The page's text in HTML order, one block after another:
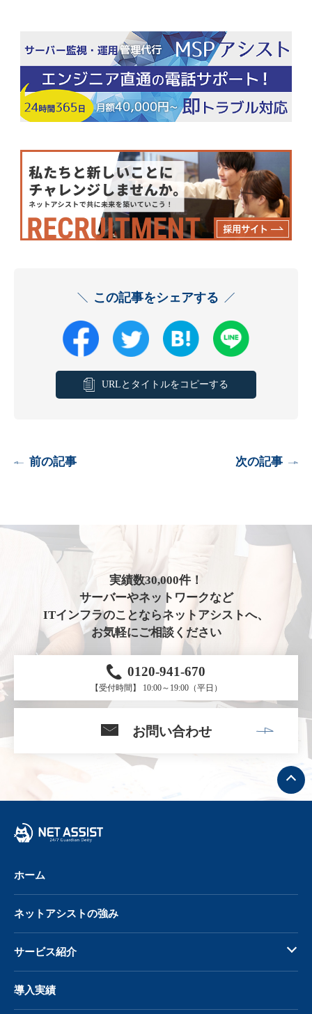
この記事をシェアする
URLとタイトルをコピーする
前の記事 次の記事
実績数30,000件！
サーバーやネットワークなど
ITインフラのことならネットアシストへ、
お気軽にご相談ください
0120-941-670
【受付時間】 10:00～19:00（平日）
お問い合わせ
ト
ッ
プ
へ
ホーム
ネットアシストの強み
サービス紹介
導入実績